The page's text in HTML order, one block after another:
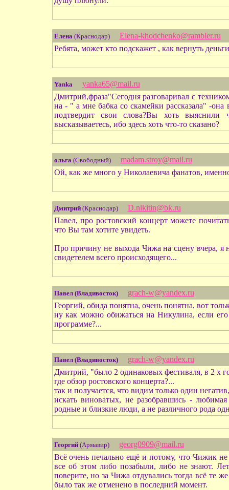
Елена(Краснодар)
Elena-khodchenko@rambler.ru
Ребята, может кто подскажет , как вернуть
Yanka
yanka65@mail.ru
Дмитрий,фраза"Сегодня разговаривал с
на - " а мне бабка со скамейки рассказала" -
подтвердит свои слова?Вы хоть
высказываетесь, ибо здесь хоть что-то сказано?
ольга(Свободный)
madam.stroy@mail.ru
Ой, как же много у Николаевича фанатов,
Дмитрий(Краснодар)
D.nikitin@bk.ru
Павел, про ростовский концерт можете
что Вы там хотите увидеть.
Про причину не выхода Чижа на сцену вчера, я
свидетелем всего происходящего...
Павел (Владивосток)
grach-w@yandex.ru
Георгий, обида понятна, очень понятна, вот
ну как можно обижаться на Никулина, если
программе?...
Павел (Владивосток)
grach-w@yandex.ru
Дмитрий, "было 2 одинаковых фестиваля, в 2 х
где обзор ростовского концерта?...
так и получается, что видим только один
искать виноватых, не разобравшись -
родные и близкие люди, а не различного рода
Георгий(Армавир)
georg0909@mail.ru
Всё очень печально ещё и потому, что Чижик
все об этом либо позабыли, либо не знают.
поверите, но за Чижа отдувались тогда всё
было так же отменено в последний момент.